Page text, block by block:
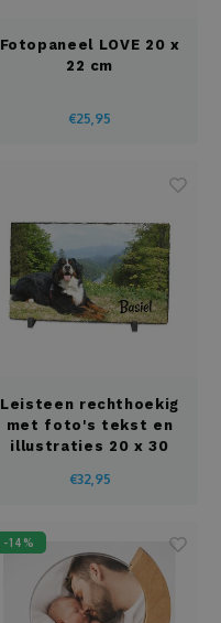
Fotopaneel LOVE 20 x
22 cm
€25,95
Leisteen rechthoekig
met foto's tekst en
illustraties 20 x 30
€32,95
-14%